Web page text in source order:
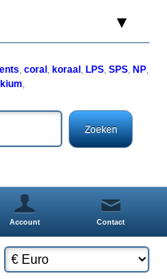
,coral , koraal , LPS,SPS, NP,
,
Account Contact